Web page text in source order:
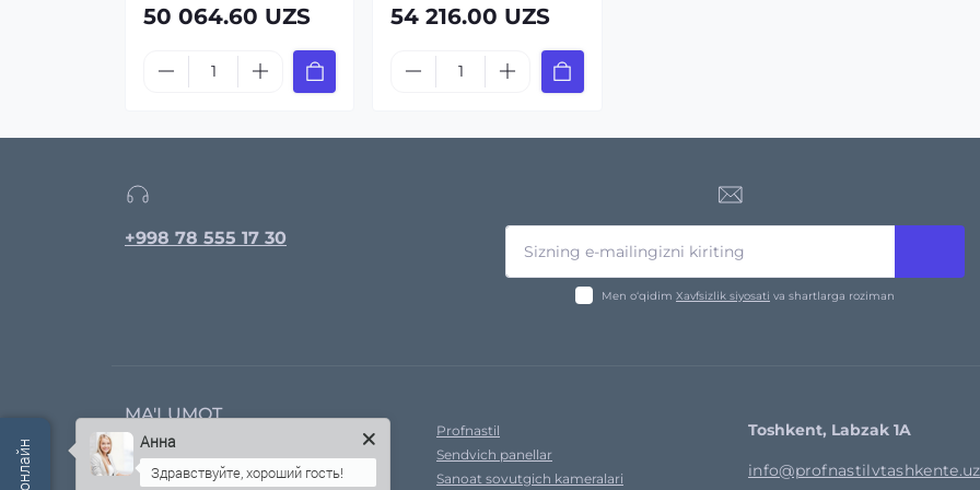
50 064.60 UZS 54 216.00 UZS
+998 78 555 17 30
Men o‘qidim Xavfsizlik siyosati va shartlarga roziman
MA'LUMOT
Kompaniya haqida
Yetkazib bermoq
Profnastil
Sendvich panellar
Sanoat sovutgich kameralari
Toshkent, Labzak 1A
info@profnastilvtashkente.uz
Анна